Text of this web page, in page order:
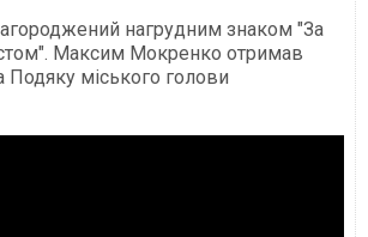
нагрудним знаком "За
Максим Мокренко отримав
Подяку міського голови